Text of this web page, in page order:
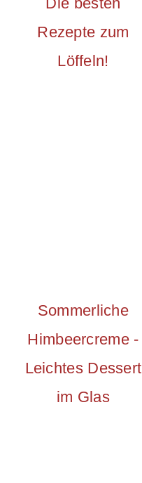
Rezepte zum
Löffeln!
Sommerliche
Himbeercreme -
Leichtes Dessert
im Glas